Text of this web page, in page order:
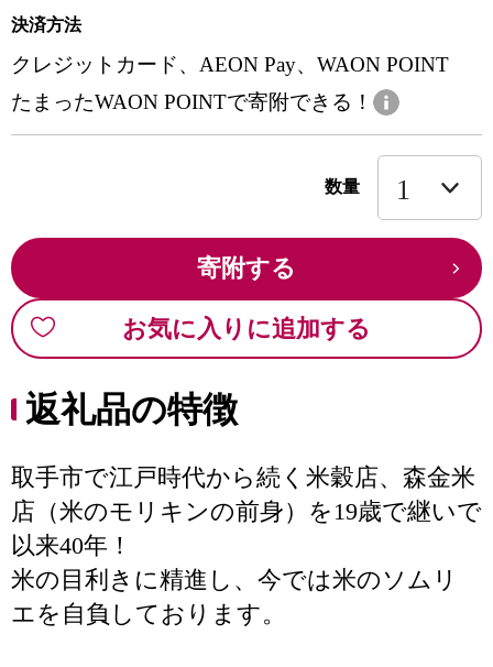
決済方法
クレジットカード、AEON Pay、WAON POINT
たまったWAON POINTで寄附できる！
数量
寄附する
お気に入りに追加する
返礼品の特徴
取手市で江戸時代から続く米穀店、森金米
店（米のモリキンの前身）を19歳で継いで
以来40年！
米の目利きに精進し、今では米のソムリ
エを自負しております。